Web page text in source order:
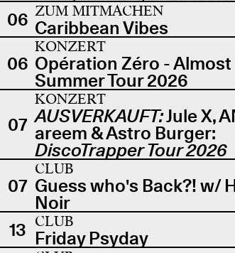
06 ZUM MITMACHEN
Caribbean Vibes
06
KONZERT
Opération Zéro - Almost
Summer Tour 2026
07
KONZERT
AUSVERKAUFT:Jule X,
areem & Astro Burger:
DiscoTrapper Tour 2026
07
CLUB
Guess who's Back?! w/
Noir
13 CLUB
Friday Psyday